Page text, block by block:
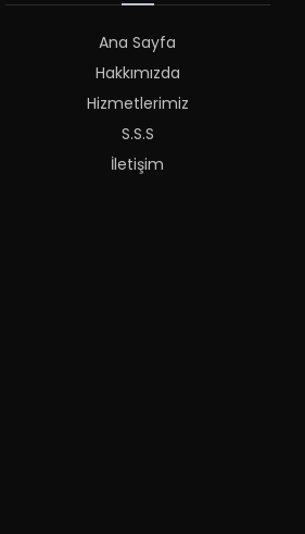
Ana Sayfa
Hakkımızda
Hizmetlerimiz
S.S.S
İletişim